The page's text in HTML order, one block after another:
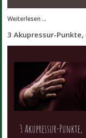
Weiterlesen ...
3 Akupressur-